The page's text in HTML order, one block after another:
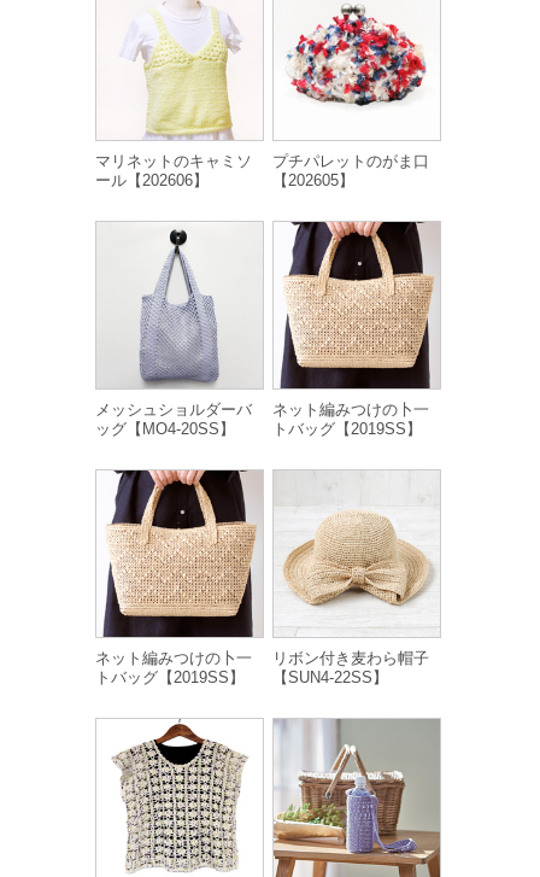
マリネットのキャミソ
ール【202606】
プチパレットのがま口
【202605】
メッシュショルダーバ
ッグ【MO4-20SS】
ネット編みつけの卜一
トバッグ【2019SS】
ネット編みつけの卜一
トバッグ【2019SS】
リボン付き麦わら帽子
【SUN4-22SS】